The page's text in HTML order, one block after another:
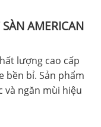
AMERICAN
lượng cao cấp
bền bỉ. Sản phẩm
và ngăn mùi hiệu